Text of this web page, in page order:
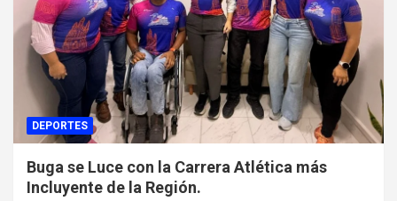
DEPORTES
Buga se Luce con la Carrera Atlética más
Incluyente de la Región.